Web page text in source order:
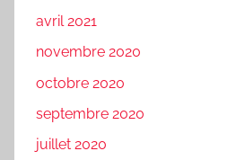
avril 2021
novembre 2020
octobre 2020
septembre 2020
juillet 2020